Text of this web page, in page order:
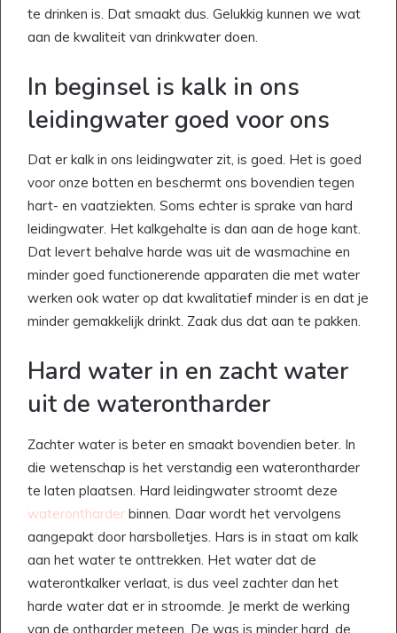
te drinken is. Dat smaakt dus. Gelukkig kunnen we wat
aan de kwaliteit van drinkwater doen.
In beginsel is kalk in ons
leidingwater goed voor ons
Dat er kalk in ons leidingwater zit, is goed. Het is goed
voor onze botten en beschermt ons bovendien tegen
hart- en vaatziekten. Soms echter is sprake van hard
leidingwater. Het kalkgehalte is dan aan de hoge kant.
Dat levert behalve harde was uit de wasmachine en
minder goed functionerende apparaten die met water
werken ook water op dat kwalitatief minder is en dat je
minder gemakkelijk drinkt. Zaak dus dat aan te pakken.
Hard water in en zacht water
uit de waterontharder
Zachter water is beter en smaakt bovendien beter. In
die wetenschap is het verstandig een waterontharder
te laten plaatsen. Hard leidingwater stroomt deze
waterontharder binnen. Daar wordt het vervolgens
aangepakt door harsbolletjes. Hars is in staat om kalk
aan het water te onttrekken. Het water dat de
waterontkalker verlaat, is dus veel zachter dan het
harde water dat er in stroomde. Je merkt de werking
van de ontharder meteen. De was is minder hard, de